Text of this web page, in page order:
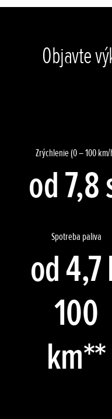
Objavte
Zrýchlenie (0 – 100 km/
od 7,8
Spotreba paliva
od 4,7
100
km**